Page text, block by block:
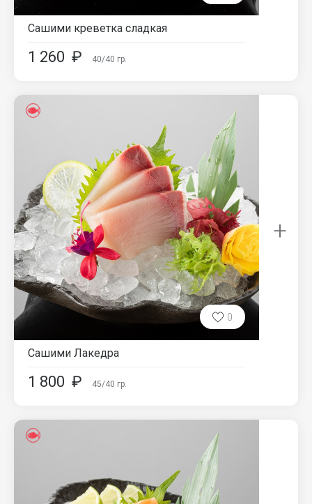
Сашими креветка сладкая
1 260 ₽ 40/40 гр.
0
Сашими Лакедра
1 800 ₽ 45/40 гр.
+